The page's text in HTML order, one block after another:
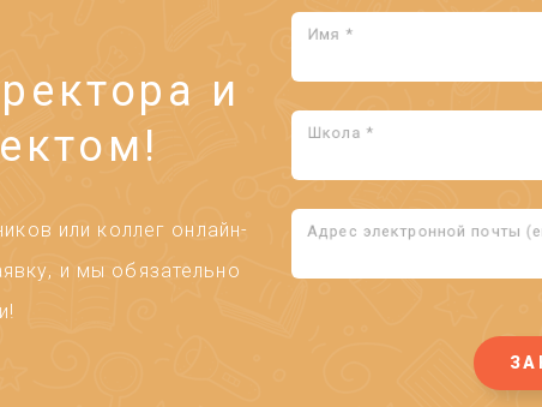
и
или коллег онлайн-
и мы обязательно
Имя *
Школа *
Адрес электронной почты